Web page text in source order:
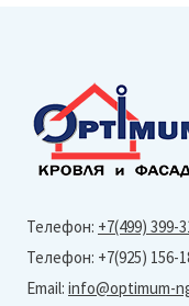
(Полиэстер-
RR
32)
Телефон: +7(499) 399-
Телефон: +7(925) 156-
Email: info@optimum-